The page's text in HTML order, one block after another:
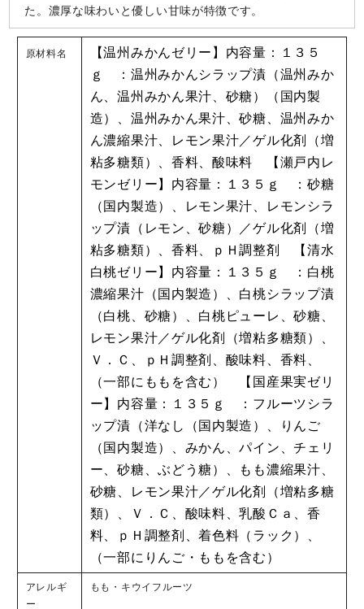
た。濃厚な味わいと優しい甘味が特徴です。
原材料名
【温州みかんゼリー】内容量：１３５
ｇ ：温州みかんシラップ漬（温州みか
ん、温州みかん果汁、砂糖）（国内製
造）、温州みかん果汁、砂糖、温州みか
ん濃縮果汁、レモン果汁／ゲル化剤（増
粘多糖類）、香料、酸味料 【瀬戸内レ
モンゼリー】内容量：１３５ｇ ：砂糖
（国内製造）、レモン果汁、レモンシラ
ップ漬（レモン、砂糖）／ゲル化剤（増
粘多糖類）、香料、ｐＨ調整剤 【清水
白桃ゼリー】内容量：１３５ｇ ：白桃
濃縮果汁（国内製造）、白桃シラップ漬
（白桃、砂糖）、白桃ピューレ、砂糖、
レモン果汁／ゲル化剤（増粘多糖類）、
Ｖ．Ｃ、ｐＨ調整剤、酸味料、香料、
（一部にももを含む） 【国産果実ゼリ
ー】内容量：１３５ｇ ：フルーツシラ
ップ漬（洋なし（国内製造）、りんご
（国内製造）、みかん、パイン、チェリ
ー、砂糖、ぶどう糖）、もも濃縮果汁、
砂糖、レモン果汁／ゲル化剤（増粘多糖
類）、Ｖ．Ｃ、酸味料、乳酸Ｃａ、香
料、ｐＨ調整剤、着色料（ラック）、
（一部にりんご・ももを含む）
アレルギ
ー
もも・キウイフルーツ